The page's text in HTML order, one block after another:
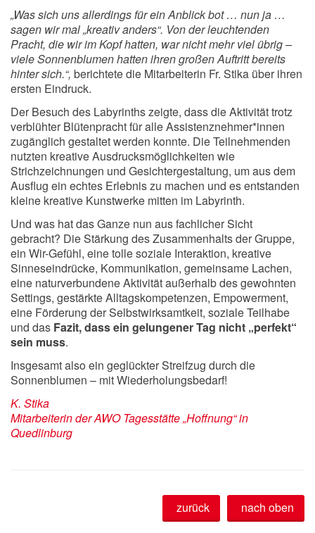
„Was sich uns allerdings für ein Anblick bot … nun ja …
sagen wir mal „kreativ anders“. Von der leuchtenden
Pracht, die wir im Kopf hatten, war nicht mehr viel übrig –
viele Sonnenblumen hatten ihren großen Auftritt bereits
hinter sich.“, berichtete die Mitarbeiterin Fr. Stika über ihren
ersten Eindruck.
Der Besuch des Labyrinths zeigte, dass die Aktivität trotz
verblühter Blütenpracht für alle Assistenznehmer*innen
zugänglich gestaltet werden konnte. Die Teilnehmenden
nutzten kreative Ausdrucksmöglichkeiten wie
Strichzeichnungen und Gesichtergestaltung, um aus dem
Ausflug ein echtes Erlebnis zu machen und es entstanden
kleine kreative Kunstwerke mitten im Labyrinth.
Und was hat das Ganze nun aus fachlicher Sicht
gebracht? Die Stärkung des Zusammenhalts der Gruppe,
ein Wir-Gefühl, eine tolle soziale Interaktion, kreative
Sinneseindrücke, Kommunikation, gemeinsame Lachen,
eine naturverbundene Aktivität außerhalb des gewohnten
Settings, gestärkte Alltagskompetenzen, Empowerment,
eine Förderung der Selbstwirksamtkeit, soziale Teilhabe
und das Fazit, dass ein gelungener Tag nicht „perfekt“
sein muss.
Insgesamt also ein geglückter Streifzug durch die
Sonnenblumen – mit Wiederholungsbedarf!
K. Stika
Mitarbeiterin der AWO Tagesstätte „Hoffnung“ in
Quedlinburg
nach oben
zurück